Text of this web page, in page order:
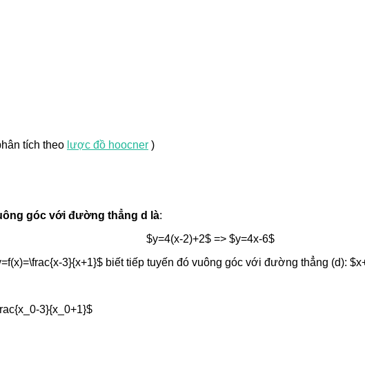
tích theo lược đồ hoocner )
góc với đường thẳng d là:
$y=4(x-2)+2$ => $y=4x-6$
3}{x+1}$ biết tiếp tuyến đó vuông góc với đường thẳng (d):
3}{x_0+1}$